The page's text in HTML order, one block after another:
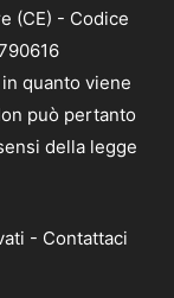
(CE) - Codice
quanto viene
può pertanto
della legge
- Contattaci